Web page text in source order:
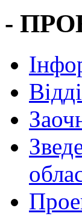
-